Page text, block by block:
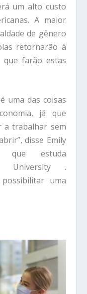
um alto custo
A maior
de gênero
retornarão à
que farão estas
uma das coisas
já que
a trabalhar sem
disse Emily
que estuda
University .
possibilitar uma